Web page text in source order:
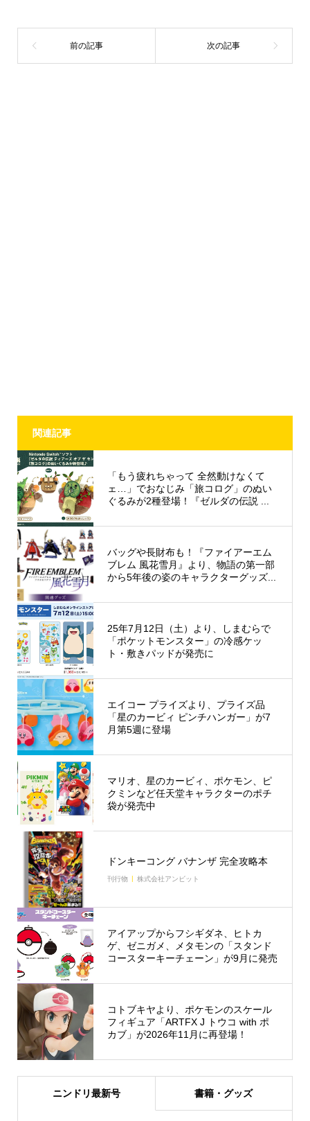
関連記事
「もう疲れちゃって 全然動けなくて
ェ…」でおなじみ「旅コログ」のぬい
ぐるみが2種登場！『ゼルダの伝説 ...
バッグや長財布も！『ファイアーエム
ブレム 風花雪月』より、物語の第一部
から5年後の姿のキャラクターグッズ...
25年7月12日（土）より、しまむらで
「ポケットモンスター」の冷感ケッ
ト・敷きパッドが発売に
エイコー プライズより、プライズ品
「星のカービィ ピンチハンガー」が7
月第5週に登場
マリオ、星のカービィ、ポケモン、ピ
クミンなど任天堂キャラクターのポチ
袋が発売中
ドンキーコング バナンザ 完全攻略本
刊行物 株式会社アンビット
アイアップからフシギダネ、ヒトカ
ゲ、ゼニガメ、メタモンの「スタンド
コースターキーチェーン」が9月に発売
コトブキヤより、ポケモンのスケール
フィギュア「ARTFX J トウコ with ポ
カブ」が2026年11月に再登場！
ニンドリ最新号 書籍・グッズ